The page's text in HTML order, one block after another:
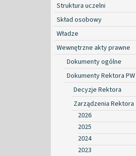
Struktura uczelni
Skład osobowy
Władze
Wewnętrzne akty prawne
Dokumenty ogólne
Dokumenty Rektora PW
Decyzje Rektora
Zarządzenia Rektora
2026
2025
2024
2023